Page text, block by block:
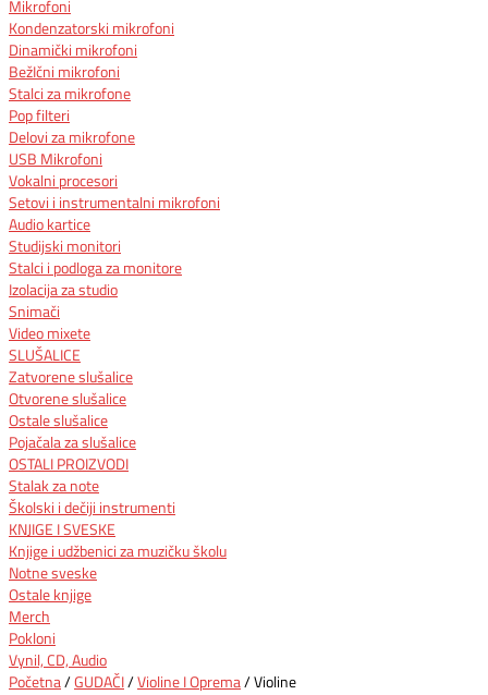
Mikrofoni
Kondenzatorski mikrofoni
Dinamički mikrofoni
BežIčni mikrofoni
Stalci za mikrofone
Pop filteri
Delovi za mikrofone
USB Mikrofoni
Vokalni procesori
Setovi i instrumentalni mikrofoni
Audio kartice
Studijski monitori
Stalci i podloga za monitore
Izolacija za studio
Snimači
Video mixete
SLUŠALICE
Zatvorene slušalice
Otvorene slušalice
Ostale slušalice
Pojačala za slušalice
OSTALI PROIZVODI
Stalak za note
Školski i dečiji instrumenti
KNJIGE I SVESKE
Knjige i udžbenici za muzičku školu
Notne sveske
Ostale knjige
Merch
Pokloni
Vynil, CD, Audio
Početna/GUDAČI/Violine I Oprema/ Violine